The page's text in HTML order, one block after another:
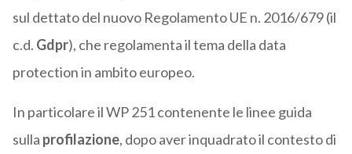
sul dettato del nuovo Regolamento UE n. 2016/679 (il
c.d. Gdpr), che regolamenta il tema della data
protection in ambito europeo.
In particolare il WP 251 contenente le linee guida
sulla profilazione, dopo aver inquadrato il contesto di